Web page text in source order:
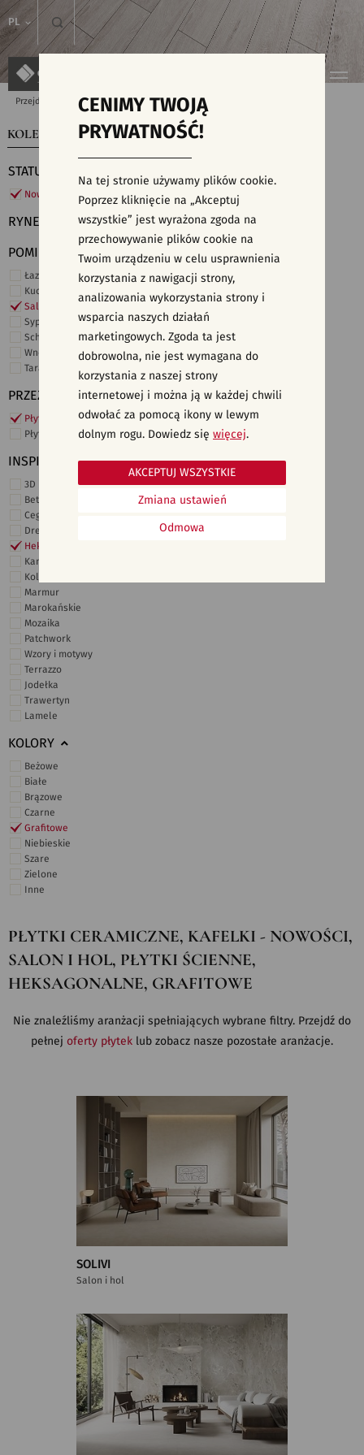
PL
Przejdź do strony głównej Kolekcje
KOLEKCJE WYSZUKIWARKA PŁYTEK
STATUS
Nowości
RYNEK
POMIESZCZENIE
Łazienka
Kuchnia
Salon i hol
Sypialnia
Schody
Wnętrza komercyjne
Taras i ogród
PRZEZNACZENIE
Płytki ścienne
Płytki podłogowe
INSPIRACJE
3D i struktury
Beton
Cegiełki
Drewno
Heksagonalne
Kamień
Kolor
Marmur
Marokańskie
Mozaika
Patchwork
Wzory i motywy
Terrazzo
Jodełka
Trawertyn
Lamele
KOLORY
Beżowe
Białe
Brązowe
Czarne
Grafitowe
Niebieskie
Szare
Zielone
Inne
PŁYTKI CERAMICZNE, KAFELKI - NOWOŚCI,
SALON I HOL, PŁYTKI ŚCIENNE,
HEKSAGONALNE, GRAFITOWE
Nie znaleźliśmy aranżacji spełniających wybrane filtry. Przejdź do
pełnej oferty płytek lub zobacz nasze pozostałe aranżacje.
SOLIVI
Salon i hol
CENIMY TWOJĄ
PRYWATNOŚĆ!
Na tej stronie używamy plików cookie.
Poprzez kliknięcie na „Akceptuj
wszystkie” jest wyrażona zgoda na
przechowywanie plików cookie na
Twoim urządzeniu w celu usprawnienia
korzystania z nawigacji strony,
analizowania wykorzystania strony i
wsparcia naszych działań
marketingowych. Zgoda ta jest
dobrowolna, nie jest wymagana do
korzystania z naszej strony
internetowej i można ją w każdej chwili
odwołać za pomocą ikony w lewym
dolnym rogu. Dowiedz się więcej.
Odmowa
Zmiana ustawień
AKCEPTUJ WSZYSTKIE